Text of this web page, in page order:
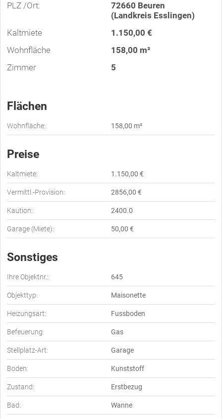
PLZ /Ort:
72660 Beuren
(Landkreis Esslingen)
Kaltmiete
1.150,00 €
Wohnfläche
158,00 m²
Zimmer
5
Flächen
Wohnfläche: 158,00 m²
Preise
Kaltmiete: 1.150,00 €
Vermittl.-Provision: 2856,00 €
Kaution: 2400.0
Garage (Miete): 50,00 €
Sonstiges
Ihre Objektnr.: 645
Objekttyp: Maisonette
Heizungsart: Fussboden
Befeuerung: Gas
Stellplatz-Art: Garage
Boden: Kunststoff
Zustand: Erstbezug
Bad: Wanne